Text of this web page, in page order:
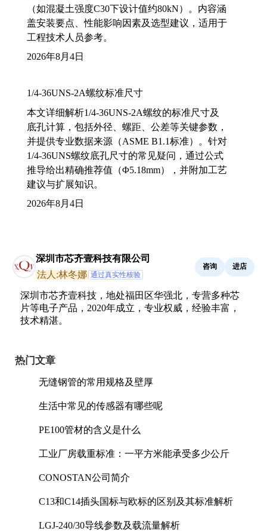
（如混凝土强度C30下设计值约80kN）。内容涵
盖安装要点、性能影响因素及选型建议，适用于
工程技术人员参考。
2026年8月4日
1/4-36UNS-2A螺纹标准尺寸
本文详细解析1/4-36UNS-2A螺纹的标准尺寸及
底孔计算，包括外径、螺距、公差等关键参数，
并提供专业数据来源（ASME B1.1标准）。针对
1/4-36UNS螺纹底孔尺寸的常见疑问，通过公式
推导给出精确推荐值（Φ5.18mm），并附加工艺
建议与扩展知识。
2026年8月4日
深圳市芯齐壹科技有限公司
法人:林冬娜 通过真实性核验
咨询 进店
深圳市芯齐壹科技，地处福田区华强北，专营多种芯
片等电子产品，2020年成立，专业权威，经验丰富，
技术精湛。
热门文章
无缝钢管的常用规格及壁厚
生活中常见的传感器有哪些呢
PE100管材的含义是什么
工业厂房载重标准：一平方米能承受多少公斤
CONOSTAN公司简介
C13和C14插头国标与欧标的区别及其标准解析
LGJ-240/30导线参数及载流量解析